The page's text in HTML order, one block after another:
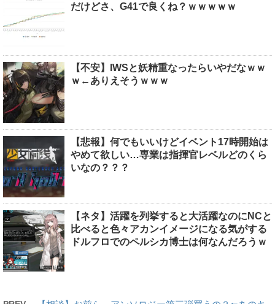
だけどさ、G41で良くね？ｗｗｗｗｗ
【不安】IWSと妖精重なったらいやだなｗｗ
ｗ←ありえそうｗｗｗ
【悲報】何でもいいけどイベント17時開始は
やめて欲しい…専業は指揮官レベルどのくら
いなの？？？
【ネタ】活躍を列挙すると大活躍なのにNCと
比べると色々アカンイメージになる気がする
ドルフロでのペルシカ博士は何なんだろうｗ